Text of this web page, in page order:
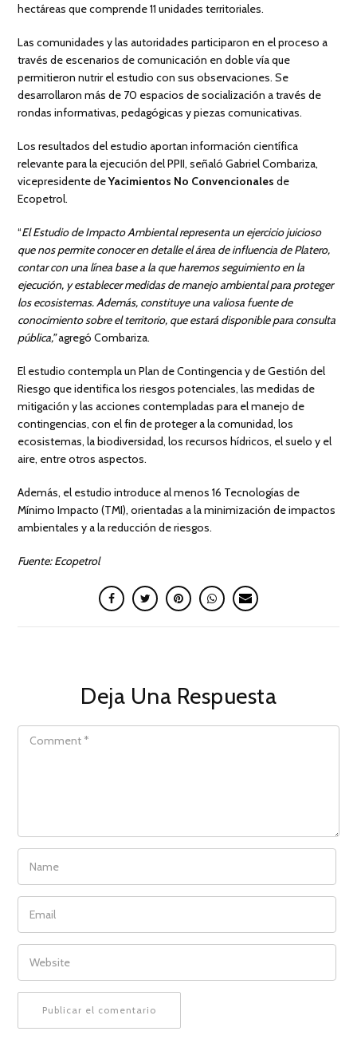
hectáreas que comprende 11 unidades territoriales.
Las comunidades y las autoridades participaron en el proceso a
través de escenarios de comunicación en doble vía que
permitieron nutrir el estudio con sus observaciones. Se
desarrollaron más de 70 espacios de socialización a través de
rondas informativas, pedagógicas y piezas comunicativas.
Los resultados del estudio aportan información científica
relevante para la ejecución del PPII, señaló Gabriel Combariza,
vicepresidente deYacimientos No Convencionales de
Ecopetrol.
“El Estudio de Impacto Ambiental representa un ejercicio juicioso
que nos permite conocer en detalle el área de influencia de Platero,
contar con una línea base a la que haremos seguimiento en la
ejecución, y establecer medidas de manejo ambiental para proteger
los ecosistemas. Además, constituye una valiosa fuente de
conocimiento sobre el territorio, que estará disponible para consulta
pública,”agregó Combariza.
El estudio contempla un Plan de Contingencia y de Gestión del
Riesgo que identifica los riesgos potenciales, las medidas de
mitigación y las acciones contempladas para el manejo de
contingencias, con el fin de proteger a la comunidad, los
ecosistemas, la biodiversidad, los recursos hídricos, el suelo y el
aire, entre otros aspectos.
Además, el estudio introduce al menos 16 Tecnologías de
Mínimo Impacto (TMI), orientadas a la minimización de impactos
ambientales y a la reducción de riesgos.
Fuente: Ecopetrol
Deja Una Respuesta
COMMENT
NAME
EMAIL
WEBSITE